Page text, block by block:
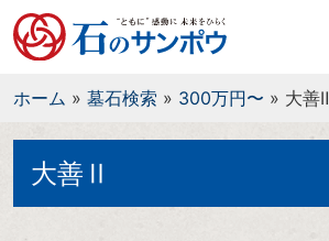
ホーム » 墓石検索 » 300万円〜 » 大善Ⅱ
大善Ⅱ